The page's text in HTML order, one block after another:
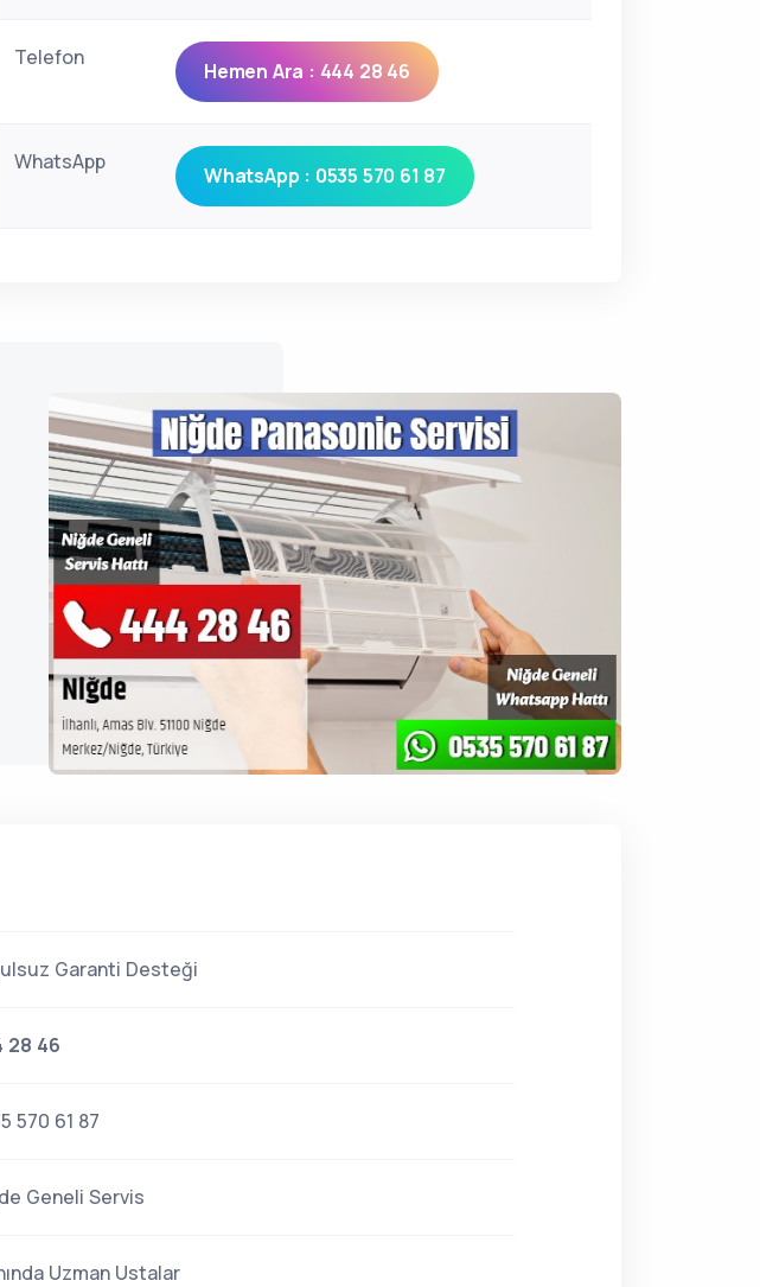
Telefon
Hemen Ara : 444 28 46
WhatsApp
WhatsApp : 0535 570 61 87
Garanti Desteği
28 46
570 61 87
Geneli Servis
Uzman Ustalar